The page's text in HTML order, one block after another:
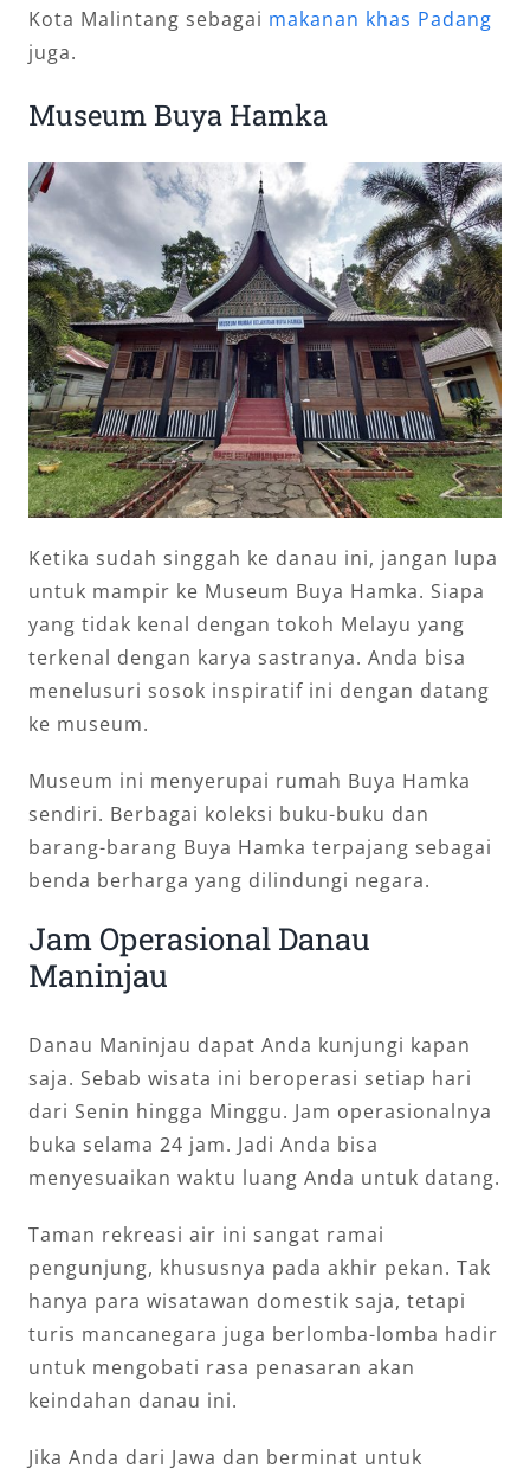
Kota Malintang sebagai makanan khas Padang
juga.
Museum Buya Hamka
Ketika sudah singgah ke danau ini, jangan lupa
untuk mampir ke Museum Buya Hamka. Siapa
yang tidak kenal dengan tokoh Melayu yang
terkenal dengan karya sastranya. Anda bisa
menelusuri sosok inspiratif ini dengan datang
ke museum.
Museum ini menyerupai rumah Buya Hamka
sendiri. Berbagai koleksi buku-buku dan
barang-barang Buya Hamka terpajang sebagai
benda berharga yang dilindungi negara.
Jam Operasional Danau
Maninjau
Danau Maninjau dapat Anda kunjungi kapan
saja. Sebab wisata ini beroperasi setiap hari
dari Senin hingga Minggu. Jam operasionalnya
buka selama 24 jam. Jadi Anda bisa
menyesuaikan waktu luang Anda untuk datang.
Taman rekreasi air ini sangat ramai
pengunjung, khususnya pada akhir pekan. Tak
hanya para wisatawan domestik saja, tetapi
turis mancanegara juga berlomba-lomba hadir
untuk mengobati rasa penasaran akan
keindahan danau ini.
Jika Anda dari Jawa dan berminat untuk